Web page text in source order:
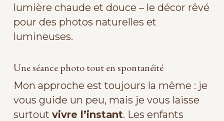
lumière chaude et douce – le décor rêvé
pour des photos naturelles et
lumineuses.
Une séance photo tout en spontanéité
Mon approche est toujours la même : je
vous guide un peu, mais je vous laisse
surtout vivre l’instant. Les enfants